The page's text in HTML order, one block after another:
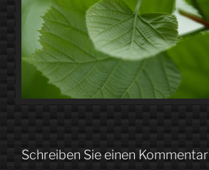
Schreiben Sie einen Kommentar